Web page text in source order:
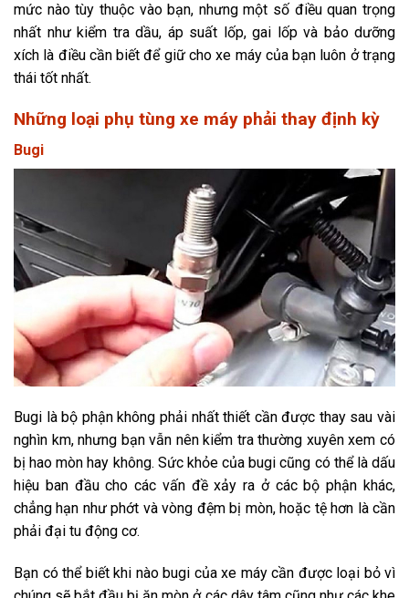
mức nào tùy thuộc vào bạn, nhưng một số điều quan trọng
nhất như kiểm tra dầu, áp suất lốp, gai lốp và bảo dưỡng
xích là điều cần biết để giữ cho xe máy của bạn luôn ở trạng
thái tốt nhất.
Những loại phụ tùng xe máy phải thay định kỳ
Bugi
Bugi là bộ phận không phải nhất thiết cần được thay sau vài
nghìn km, nhưng bạn vẫn nên kiểm tra thường xuyên xem có
bị hao mòn hay không. Sức khỏe của bugi cũng có thể là dấu
hiệu ban đầu cho các vấn đề xảy ra ở các bộ phận khác,
chẳng hạn như phớt và vòng đệm bị mòn, hoặc tệ hơn là cần
phải đại tu động cơ.
Bạn có thể biết khi nào bugi của xe máy cần được loại bỏ vì